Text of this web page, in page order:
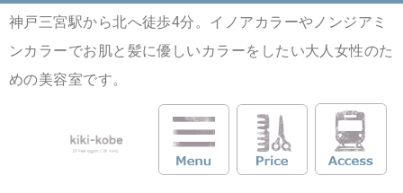
神戸三宮駅から北へ徒歩4分。イノアカラーやノンジアミ
ンカラーでお肌と髪に優しいカラーをしたい大人女性のた
めの美容室です。